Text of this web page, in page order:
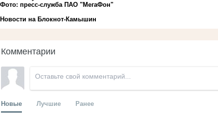
Фото: пресс-служба ПАО "МегаФон"
Новости на Блoкнoт-Камышин
Комментарии
Новые Лучшие Ранее